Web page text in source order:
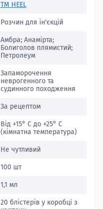
TM HEEL
Розчин для ін'єкцій
Амбра; Анамірта;
Болиголов плямистий;
Петролеум
Запаморочення
неврогенного та
судинного походження
За рецептом
Від +15° С до +25° С
(кімнатна температура)
Не чутливий
100 шт
1,1 мл
20 блістерів у коробці з